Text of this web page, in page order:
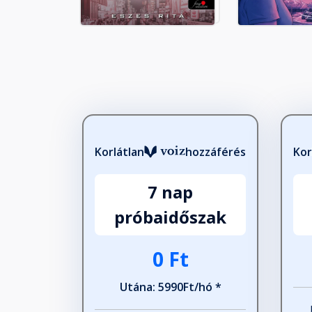
Fejezet hossza: 00:02:49
Fejezet hossza: 00:05:00
Fejezet hossza: 00:05:05
Korlátlan hozzáférés
7 nap
próbaidőszak
0 Ft
Utána: 5990Ft/hó *